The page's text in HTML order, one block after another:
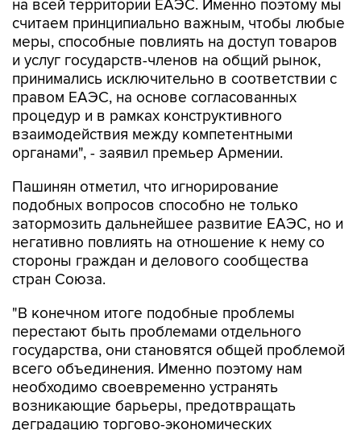
на всей территории ЕАЭС. Именно поэтому мы
считаем принципиально важным, чтобы любые
меры, способные повлиять на доступ товаров
и услуг государств-членов на общий рынок,
принимались исключительно в соответствии с
правом ЕАЭС, на основе согласованных
процедур и в рамках конструктивного
взаимодействия между компетентными
органами", - заявил премьер Армении.
Пашинян отметил, что игнорирование
подобных вопросов способно не только
затормозить дальнейшее развитие ЕАЭС, но и
негативно повлиять на отношение к нему со
стороны граждан и делового сообщества
стран Союза.
"В конечном итоге подобные проблемы
перестают быть проблемами отдельного
государства, они становятся общей проблемой
всего объединения. Именно поэтому нам
необходимо своевременно устранять
возникающие барьеры, предотвращать
деградацию торгово-экономических